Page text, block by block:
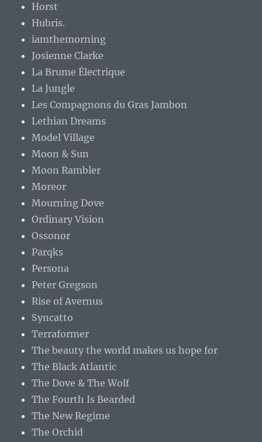
Horst
Hubris.
iamthemorning
Josienne Clarke
La Brume Électrique
La Jungle
Les Compagnons du Gras Jambon
Lethian Dreams
Model Village
Moon & Sun
Moon Rambler
Moreor
Mourning Dove
Ordinary Vision
Ossonor
Parqks
Persona
Peter Gregson
Rise of Avernus
Syncatto
Terraformer
The beauty the world makes us hope for
The Black Atlantic
The Dove & The Wolf
The Fourth Is Bearded
The New Regime
The Orchid